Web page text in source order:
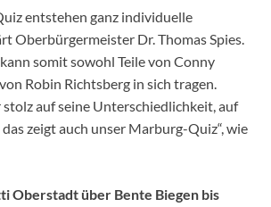
entstehen ganz individuelle
Oberbürgermeister Dr. Thomas Spies.
somit sowohl Teile von Conny
Robin Richtsberg in sich tragen.
auf seine Unterschiedlichkeit, auf
zeigt auch unser Marburg-Quiz“, wie
Oberstadt über Bente Biegen bis